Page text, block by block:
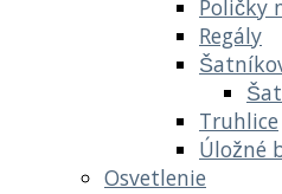
Poličky
Regály
Truhlice
Úložné
Osvetlenie